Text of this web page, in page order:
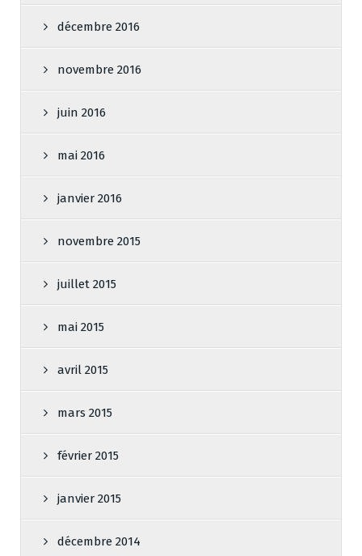
décembre 2016
novembre 2016
juin 2016
mai 2016
janvier 2016
novembre 2015
juillet 2015
mai 2015
avril 2015
mars 2015
février 2015
janvier 2015
décembre 2014